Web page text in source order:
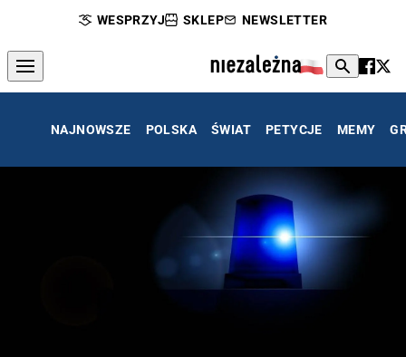
WESPRZYJ SKLEP NEWSLETTER
NAJNOWSZE POLSKA ŚWIAT PETYCJE MEMY